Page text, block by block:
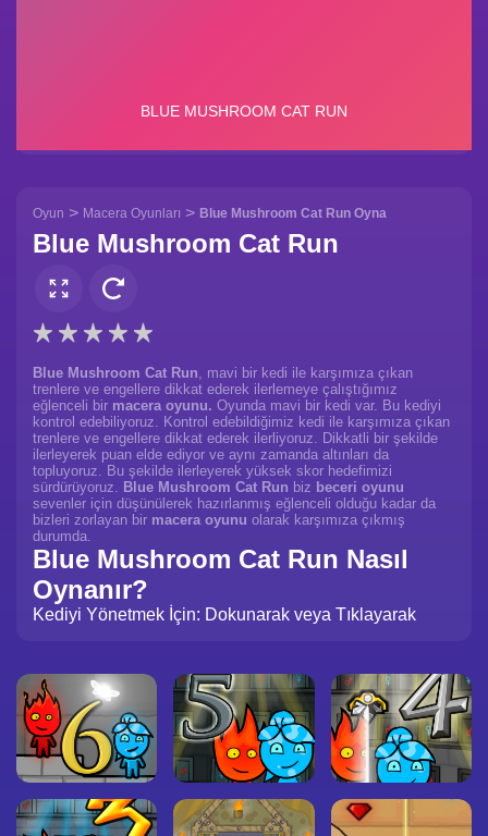
Oyun > Macera Oyunları > Blue Mushroom Cat Run Oyna
Blue Mushroom Cat Run
Blue Mushroom Cat Run, mavi bir kedi ile karşımıza çıkan
trenlere ve engellere dikkat ederek ilerlemeye çalıştığımız
eğlenceli bir macera oyunu. Oyunda mavi bir kedi var. Bu kediyi
kontrol edebiliyoruz. Kontrol edebildiğimiz kedi ile karşımıza çıkan
trenlere ve engellere dikkat ederek ilerliyoruz. Dikkatli bir şekilde
ilerleyerek puan elde ediyor ve aynı zamanda altınları da
topluyoruz. Bu şekilde ilerleyerek yüksek skor hedefimizi
sürdürüyoruz. Blue Mushroom Cat Run biz beceri oyunu
sevenler için düşünülerek hazırlanmış eğlenceli olduğu kadar da
bizleri zorlayan bir macera oyunu olarak karşımıza çıkmış
durumda.
Blue Mushroom Cat Run Nasıl
Oynanır?
Kediyi Yönetmek İçin: Dokunarak veya Tıklayarak